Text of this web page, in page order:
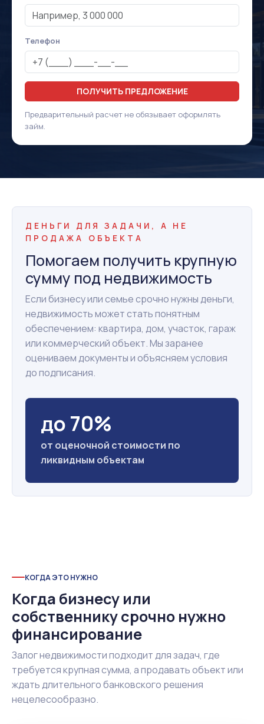
Телефон
ПОЛУЧИТЬ ПРЕДЛОЖЕНИЕ
Предварительный расчет не обязывает оформлять
займ.
ДЕНЬГИ ДЛЯ ЗАДАЧИ, А НЕ
ПРОДАЖА ОБЪЕКТА
Помогаем получить крупную
сумму под недвижимость
Если бизнесу или семье срочно нужны деньги,
недвижимость может стать понятным
обеспечением: квартира, дом, участок, гараж
или коммерческий объект. Мы заранее
оцениваем документы и объясняем условия
до подписания.
до 70%
от оценочной стоимости по
ликвидным объектам
КОГДА ЭТО НУЖНО
Когда бизнесу или
собственнику срочно нужно
финансирование
Залог недвижимости подходит для задач, где
требуется крупная сумма, а продавать объект или
ждать длительного банковского решения
нецелесообразно.